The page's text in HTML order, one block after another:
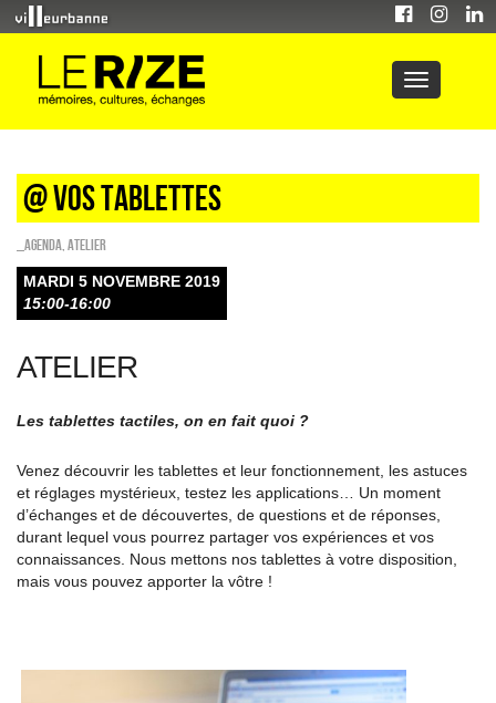
@ vos tablettes
_Agenda Atelier
MARDI 5 NOVEMBRE 2019
15:00-16:00
ATELIER
Les tablettes tactiles, on en fait quoi ?
Venez découvrir les tablettes et leur fonctionnement, les astuces
et réglages mystérieux, testez les applications… Un moment
d’échanges et de découvertes, de questions et de réponses,
durant lequel vous pourrez partager vos expériences et vos
connaissances. Nous mettons nos tablettes à votre disposition,
mais vous pouvez apporter la vôtre !